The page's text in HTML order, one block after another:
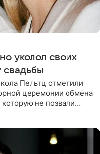
уколол своих
свадьбы
Пельтц отметили
церемонии обмена
не позвали